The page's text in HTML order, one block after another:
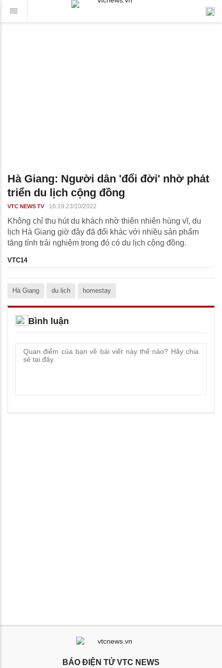
Hà Giang: Người dân 'đổi đời' nhờ phát
triển du lịch cộng đồng
VTC NEWS TV 16:19 23/10/2022
Không chỉ thu hút du khách nhờ thiên nhiên hùng vĩ, du
lịch Hà Giang giờ đây đã đổi khác với nhiều sản phẩm
tăng tính trải nghiệm trong đó có du lịch cộng đồng.
VTC14
Hà Giang du lịch homestay
Bình luận
BÁO ĐIỆN TỬ VTC NEWS